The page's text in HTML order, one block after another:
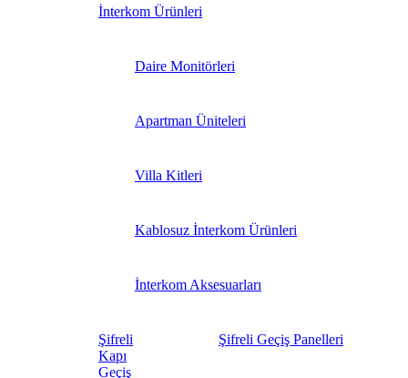
İnterkom Ürünleri
Daire Monitörleri
Apartman Üniteleri
Villa Kitleri
Kablosuz İnterkom Ürünleri
İnterkom Aksesuarları
Şifreli
Kapı
Geçiş
Şifreli Geçiş Panelleri